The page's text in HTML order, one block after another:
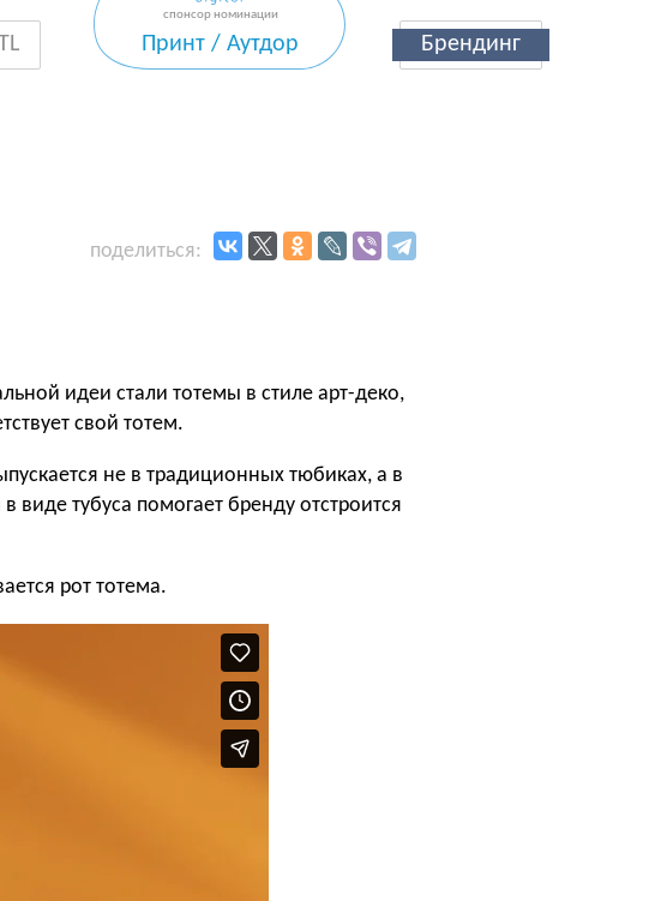
Принт / Аутдор Брендинг
поделиться:
идеи стали тотемы в стиле арт-деко,
свой тотем.
не в традиционных тюбиках, а в
тубуса помогает бренду отстроится
рот тотема.